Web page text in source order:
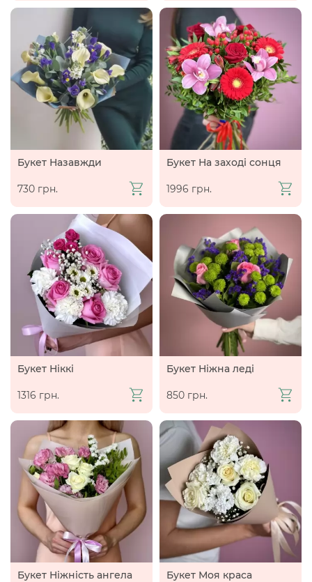
Букет Назавжди
730 грн.
Букет На заході сонця
1996 грн.
Букет Ніккі
1316 грн.
Букет Ніжна леді
850 грн.
Букет Ніжність ангела Букет Моя краса